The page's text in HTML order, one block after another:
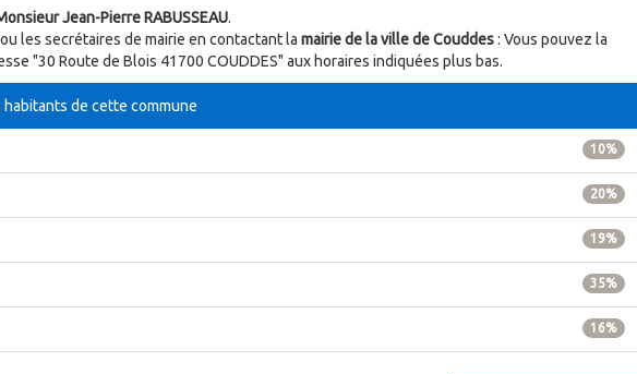
Jean-Pierre RABUSSEAU.
les secrétaires de mairie en contactant la mairie de la ville de Couddes: Vous pouvez la
"30 Route de Blois 41700 COUDDES" aux horaires indiquées plus bas.
de cette commune
10%
20%
19%
35%
16%